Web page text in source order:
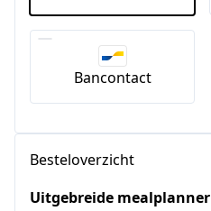
Bancontact
Besteloverzicht
Uitgebreide mealplanner